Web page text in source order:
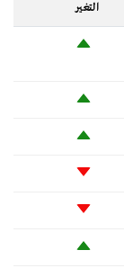
التغير‬